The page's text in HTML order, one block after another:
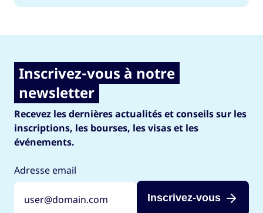
Inscrivez-vous à notre
newsletter
Recevez les dernières actualités et conseils sur les
inscriptions, les bourses, les visas et les
événements.
Adresse email
Inscrivez-vous